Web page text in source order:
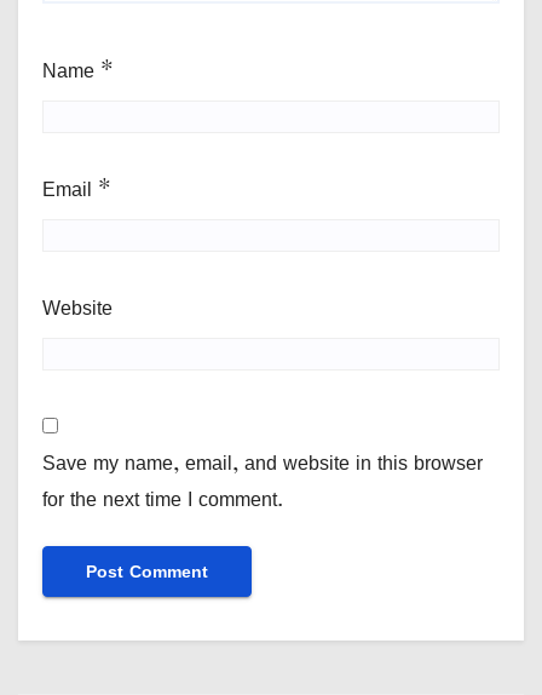
Name *
Email *
Website
Save my name, email, and website in this browser
for the next time I comment.